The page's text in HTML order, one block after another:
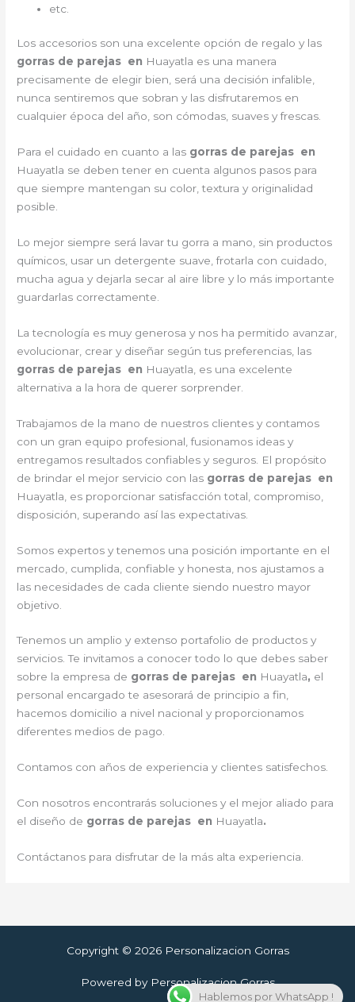
etc.
Los accesorios son una excelente opción de regalo y las
gorras de parejas en Huayatla es una manera
precisamente de elegir bien, será una decisión infalible,
nunca sentiremos que sobran y las disfrutaremos en
cualquier época del año, son cómodas, suaves y frescas.
Para el cuidado en cuanto a las gorras de parejas en
Huayatla se deben tener en cuenta algunos pasos para
que siempre mantengan su color, textura y originalidad
posible.
Lo mejor siempre será lavar tu gorra a mano, sin productos
químicos, usar un detergente suave, frotarla con cuidado,
mucha agua y dejarla secar al aire libre y lo más importante
guardarlas correctamente.
La tecnología es muy generosa y nos ha permitido avanzar,
evolucionar, crear y diseñar según tus preferencias, las
gorras de parejas en Huayatla, es una excelente
alternativa a la hora de querer sorprender.
Trabajamos de la mano de nuestros clientes y contamos
con un gran equipo profesional, fusionamos ideas y
entregamos resultados confiables y seguros. El propósito
de brindar el mejor servicio con las gorras de parejas en
Huayatla, es proporcionar satisfacción total, compromiso,
disposición, superando así las expectativas.
Somos expertos y tenemos una posición importante en el
mercado, cumplida, confiable y honesta, nos ajustamos a
las necesidades de cada cliente siendo nuestro mayor
objetivo.
Tenemos un amplio y extenso portafolio de productos y
servicios. Te invitamos a conocer todo lo que debes saber
sobre la empresa de gorras de parejas en Huayatla, el
personal encargado te asesorará de principio a fin,
hacemos domicilio a nivel nacional y proporcionamos
diferentes medios de pago.
Contamos con años de experiencia y clientes satisfechos.
Con nosotros encontrarás soluciones y el mejor aliado para
el diseño de gorras de parejas en Huayatla.
Contáctanos para disfrutar de la más alta experiencia.
Copyright © 2026 Personalizacion Gorras
Powered by Personalizacion Gorras
Hablemos por WhatsApp !